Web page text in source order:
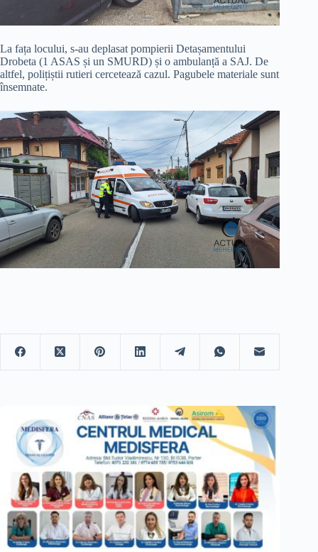
La fața locului, s-au deplasat pompierii Detașamentului
Drobeta (1 ASAS și un SMURD) și o ambulanță a SAJ. De
altfel, polițiștii rutieri cercetează cazul. Pagubele materiale sunt
însemnate.